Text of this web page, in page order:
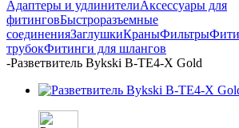
Адаптеры и удлинителиАксессуары для
фитинговБыстроразъемные
соединенияЗаглушкиКраныФильтры
трубокФитинги для шлангов
-Разветвитель Bykski B-TE4-X Gold